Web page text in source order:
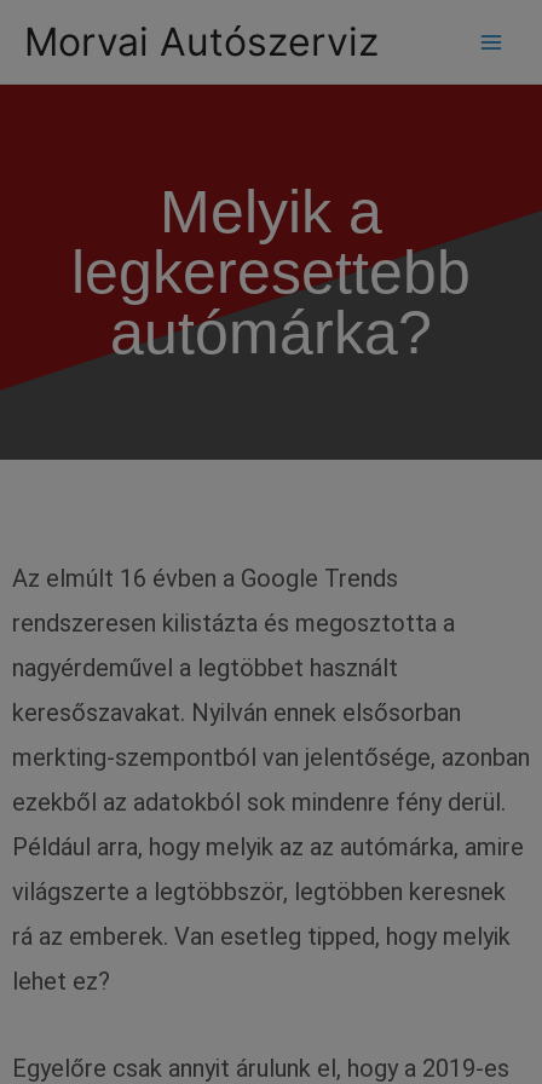
Morvai Autószerviz
Melyik a
legkeresettebb
autómárka?
Az elmúlt 16 évben a Google Trends
rendszeresen kilistázta és megosztotta a
nagyérdeművel a legtöbbet használt
keresőszavakat. Nyilván ennek elsősorban
merkting-szempontból van jelentősége, azonban
ezekből az adatokból sok mindenre fény derül.
Például arra, hogy melyik az az autómárka, amire
világszerte a legtöbbször, legtöbben keresnek
rá az emberek. Van esetleg tipped, hogy melyik
lehet ez?
Egyelőre csak annyit árulunk el, hogy a 2019-es